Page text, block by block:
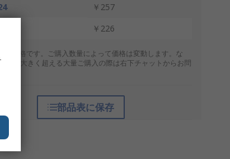
￥257
￥226
考価格です。ご購入数量によって価格は変動します。な
量を大きく超える大量ご購入の際は右下チャットからお問
い。
部品表に保存